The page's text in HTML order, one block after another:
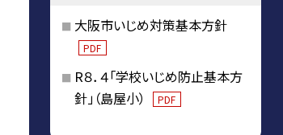
大阪市いじめ対策基本方針
PDF
R８．４「学校いじめ防止基本方
針」（島屋小）
PDF